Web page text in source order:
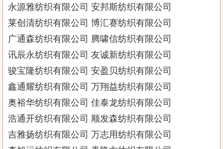
永源雅纺织有限公司 安邦斯纺织有限公司
莱创清纺织有限公司 博汇赛纺织有限公司
广通森纺织有限公司 腾啸信纺织有限公司
讯辰永纺织有限公司 友诚新纺织有限公司
骏宝隆纺织有限公司 安盈贝纺织有限公司
鑫通耀纺织有限公司 万翔益纺织有限公司
奥裕华纺织有限公司 佳泰龙纺织有限公司
浩通开纺织有限公司 顺发森纺织有限公司
吉雅扬纺织有限公司 万志用纺织有限公司